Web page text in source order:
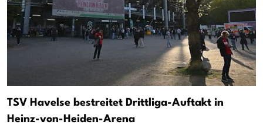
TSV Havelse bestreitet Drittliga-Auftakt in
Heinz-von-Heiden-Arena